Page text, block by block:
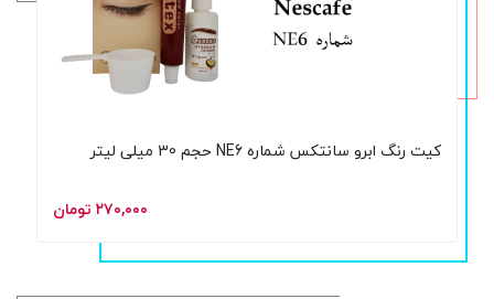
کیت رنگ ابرو سانتکس شماره NE6 حجم 30 میلی لیتر
۲۷۰,۰۰۰ تومان